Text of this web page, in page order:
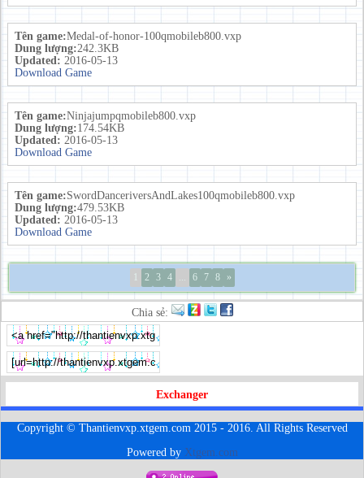
Tên game:Medal-of-honor-100qmobileb800.vxp
Dung lượng:242.3KB
Updated: 2016-05-13
Download Game
Tên game:Ninjajumpqmobileb800.vxp
Dung lượng:174.54KB
Updated: 2016-05-13
Download Game
Tên game:SwordDanceriversAndLakes100qmobileb800.vxp
Dung lượng:479.53KB
Updated: 2016-05-13
Download Game
2 3 4 ... 6 7 8 »
Chia sẻ:
Exchanger
Copyright © Thantienvxp.xtgem.com 2015 - 2016. All Rights Reserved
Powered by Xtgem.com